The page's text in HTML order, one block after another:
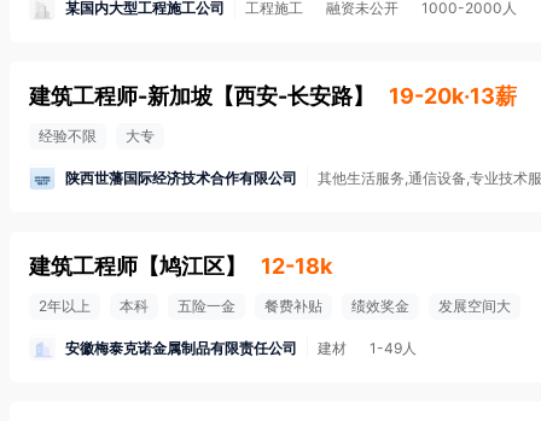
某国内大型工程施工公司 工程施工 融资未公开 1000-2000人
建筑工程师-新加坡 【西安-长安路】 19-20k·13薪
经验不限 大专
陕西世藩国际经济技术合作有限公司 其他生活服务,通信设备,专业技术
建筑工程师 【鸠江区】 12-18k
2年以上 本科 五险一金 餐费补贴 绩效奖金 发展空间大
安徽梅泰克诺金属制品有限责任公司 建材 1-49人